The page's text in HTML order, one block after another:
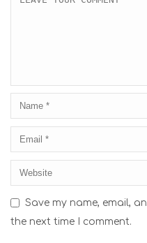
Save my name, email,
the next time I comment.